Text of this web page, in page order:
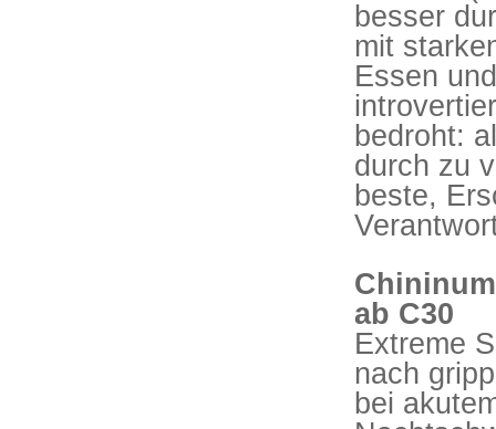
besser
mit
Essen
bedroht:
durch zu
beste,
ab C30
Extreme
nach
bei